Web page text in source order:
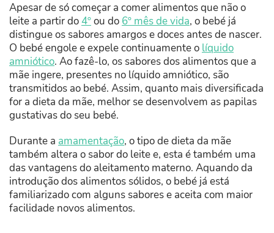
Apesar de só começar a comer alimentos que não o
leite a partir do4ºou do 6º mês de vida, o bebé já
distingue os sabores amargos e doces antes de nascer.
O bebé engole e expele continuamente o líquido
amniótico. Ao fazê-lo, os sabores dos alimentos que a
mãe ingere, presentes no líquido amniótico, são
transmitidos ao bebé. Assim, quanto mais diversificada
for a dieta da mãe, melhor se desenvolvem as papilas
gustativas do seu bebé.
Durante a amamentação, o tipo de dieta da mãe
também altera o sabor do leite e, esta é também uma
das vantagens do aleitamento materno. Aquando da
introdução dos alimentos sólidos, o bebé já está
familiarizado com alguns sabores e aceita com maior
facilidade novos alimentos.